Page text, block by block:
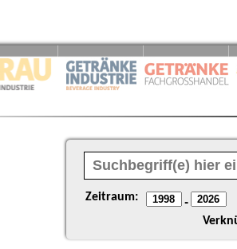
Zeitraum: -